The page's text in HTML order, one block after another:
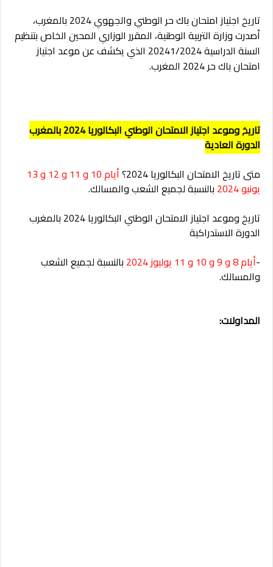
تاريخ اجتياز امتحان باك حر الوطني والجهوي 2024 بالمغرب،
أصدرت وزارة التربية الوطنية، المقرر الوزاري المحين الخاص بتنظيم
السنة الدراسية 20241/2024 الذي يكشف عن موعد اجتياز
امتحان باك حر 2024 المغرب.
تاريخ وموعد اجتياز الامتحان الوطني البكالوريا 2024 بالمغرب
الدورة العادية
متى تاريخ الامتحان البكالوريا 2024؟
أيام 10 و 11 و 12 و 13
يونيو 2024
بالنسبة لجميع الشعب والمسالك.​
تاريخ وموعد اجتياز الامتحان الوطني البكالوريا 2024 بالمغرب
الدورة الاستدراكية
-أيام 8 و 9 و 10 و 11 يوليوز 2024
بالنسبة لجميع الشعب
والمسالك.​
المداولات: